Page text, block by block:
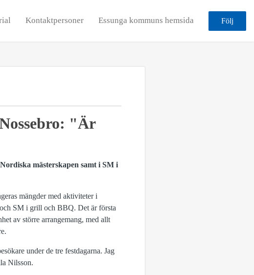
Kontaktpersoner Essunga kommuns hemsida Följ
"Är
mästerskapen samt i SM i
mängder med aktiviteter i
SM i grill och BBQ. Det är första
av större arrangemang, med allt
under de tre festdagarna. Jag
Nilsson.